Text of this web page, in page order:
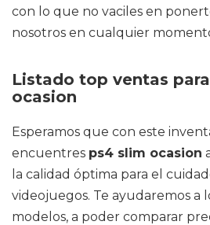
con lo que no vaciles en
nosotros en cualquier
Listado top ventas
ocasion
Esperamos que con este
encuentres ps4 slim ocasion
la calidad óptima para el
videojuegos. Te ayudaremos a
modelos, a poder comparar